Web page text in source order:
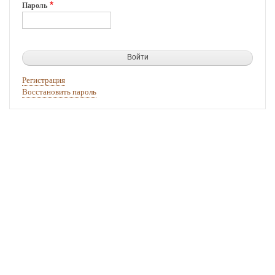
Пароль
Регистрация
Восстановить пароль